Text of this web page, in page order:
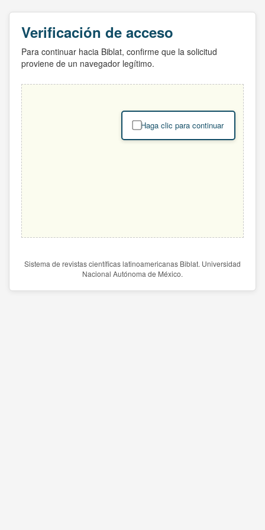
Verificación de acceso
Para continuar hacia Biblat, confirme que la solicitud
proviene de un navegador legítimo.
Haga clic para continuar
Sistema de revistas científicas latinoamericanas Biblat. Universidad
Nacional Autónoma de México.